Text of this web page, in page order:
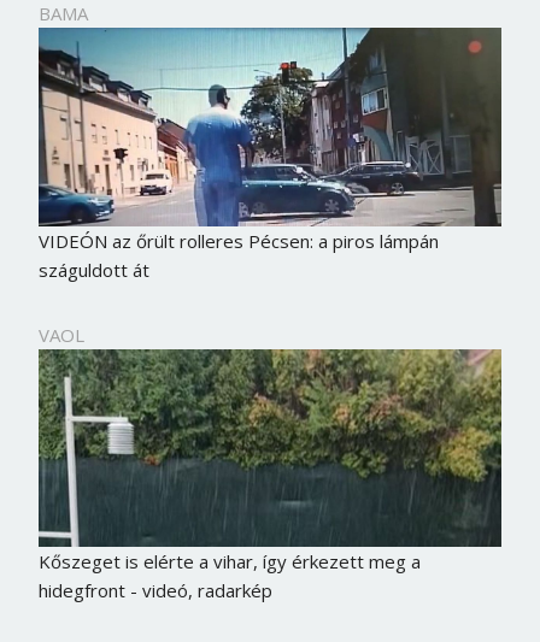
BAMA
VIDEÓN az őrült rolleres Pécsen: a piros lámpán
száguldott át
VAOL
Kőszeget is elérte a vihar, így érkezett meg a
hidegfront - videó, radarkép